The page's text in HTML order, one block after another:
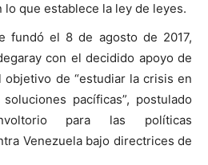
que establece la ley de leyes.
fundó el 8 de agosto de 2017,
con el decidido apoyo de
objetivo de “estudiar la crisis en
pacíficas”, postulado
para las políticas
Venezuela bajo directrices de